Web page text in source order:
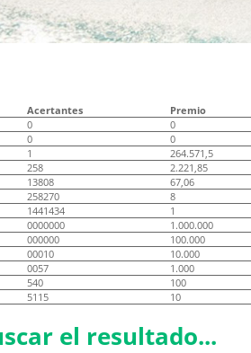
Acertantes
Premio
0
0
0
0
1
264.571,5
258
2.221,85
13808
67,06
258270
8
1441434
1
0000000
1.000.000
000000
100.000
00010
10.000
0057
1.000
540
100
5115 10
el resultado...